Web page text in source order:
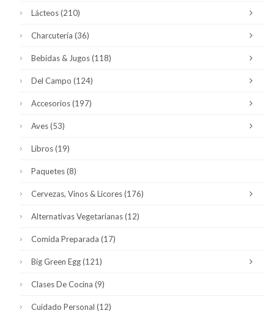
Lácteos(210)
Charcutería (36)
Bebidas & Jugos(118)
Del Campo (124)
Accesorios(197)
Aves(53)
Libros(19)
Paquetes(8)
Cervezas, Vinos & Licores(176)
Alternativas Vegetarianas(12)
Comida Preparada (17)
Big Green Egg(121)
Clases De Cocina (9)
Cuidado Personal (12)